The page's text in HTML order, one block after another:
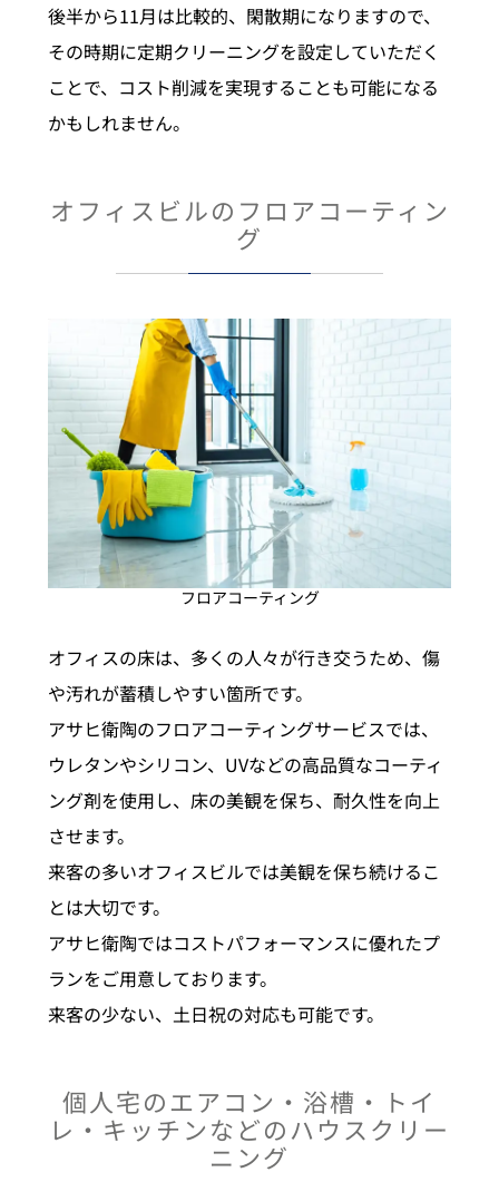
後半から11月は比較的、閑散期になりますので、
その時期に定期クリーニングを設定していただく
ことで、コスト削減を実現することも可能になる
かもしれません。
オフィスビルのフロアコーティン
グ
フロアコーティング
オフィスの床は、多くの人々が行き交うため、傷
や汚れが蓄積しやすい箇所です。
アサヒ衛陶のフロアコーティングサービスでは、
ウレタンやシリコン、UVなどの高品質なコーティ
ング剤を使用し、床の美観を保ち、耐久性を向上
させます。
来客の多いオフィスビルでは美観を保ち続けるこ
とは大切です。
アサヒ衛陶ではコストパフォーマンスに優れたプ
ランをご用意しております。
来客の少ない、土日祝の対応も可能です。
個人宅のエアコン・浴槽・トイ
レ・キッチンなどのハウスクリー
ニング